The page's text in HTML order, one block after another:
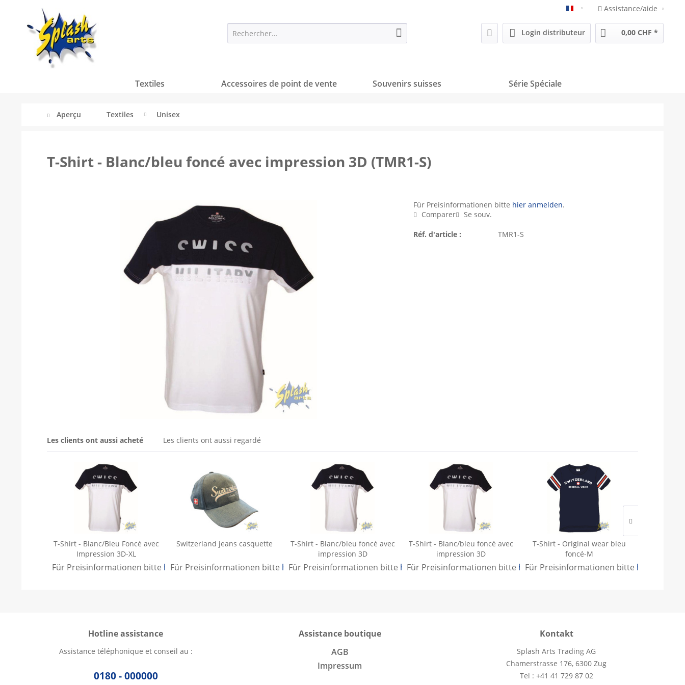
FranzösischAssistance/aide
Login distributeur 0,00 CHF *
Textiles Accessoires de point de vente Souvenirs suisses Série Spéciale
Aperçu Textiles Unisex
T-Shirt - Blanc/bleu foncé avec impression 3D (TMR1-S)
Für Preisinformationen bitte hier anmelden.
Comparer
Se souv.
Réf. d'article : TMR1-S
Les clients ont aussi acheté Les clients ont aussi regardé
T-Shirt - Blanc/Bleu Foncé avec
Impression 3D-XL
Für Preisinformationen bitte hier anmelden.
Switzerland jeans casquette
Für Preisinformationen bitte hier anmelden.
T-Shirt - Blanc/bleu foncé avec
impression 3D
Für Preisinformationen bitte hier anmelden.
T-Shirt - Blanc/bleu foncé avec
impression 3D
Für Preisinformationen bitte hier anmelden.
T-Shirt - Original wear bleu
foncé-M
Für Preisinformationen bitte hier
Hotline assistance
Assistance téléphonique et conseil au :
0180 - 000000
Assistance boutique
AGB
Impressum
Kontakt
Splash Arts Trading AG
Chamerstrasse 176, 6300 Zug
Tel : +41 41 729 87 02